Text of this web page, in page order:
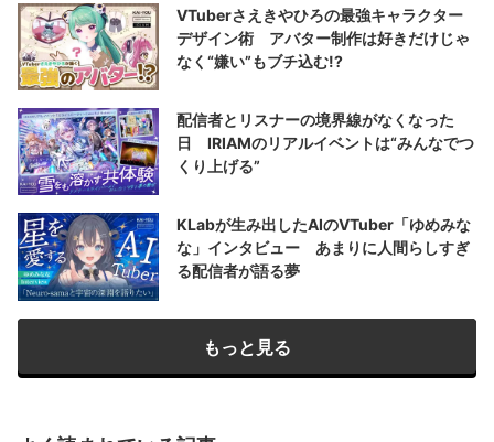
VTuberさえきやひろの最強キャラクター
デザイン術 アバター制作は好きだけじゃ
なく“嫌い”もブチ込む!?
配信者とリスナーの境界線がなくなった
日 IRIAMのリアルイベントは“みんなでつ
くり上げる”
KLabが生み出したAIのVTuber「ゆめみな
な」インタビュー あまりに人間らしすぎ
る配信者が語る夢
もっと見る